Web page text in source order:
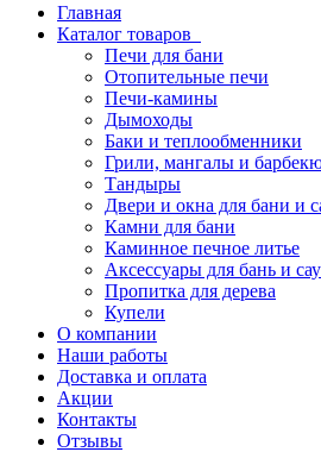
Главная
Каталог товаров
Печи для бани
Отопительные печи
Печи-камины
Дымоходы
Баки и теплообменники
Грили, мангалы и
Тандыры
Двери и окна для бани и
Камни для бани
Каминное печное литье
Аксессуары для бань и
Пропитка для дерева
Купели
О компании
Наши работы
Доставка и оплата
Акции
Контакты
Отзывы